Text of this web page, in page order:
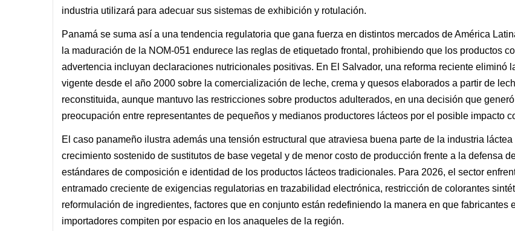
industria utilizará para adecuar sus sistemas de exhibición y rotulación.
Panamá se suma así a una tendencia regulatoria que gana fuerza en distintos mercados de América
la maduración de la NOM-051 endurece las reglas de etiquetado frontal, prohibiendo que los productos
advertencia incluyan declaraciones nutricionales positivas. En El Salvador, una reforma reciente eliminó
vigente desde el año 2000 sobre la comercialización de leche, crema y quesos elaborados a partir de
reconstituida, aunque mantuvo las restricciones sobre productos adulterados, en una decisión que generó
preocupación entre representantes de pequeños y medianos productores lácteos por el posible impacto
El caso panameño ilustra además una tensión estructural que atraviesa buena parte de la industria láctea
crecimiento sostenido de sustitutos de base vegetal y de menor costo de producción frente a la defensa
estándares de composición e identidad de los productos lácteos tradicionales. Para 2026, el sector
entramado creciente de exigencias regulatorias en trazabilidad electrónica, restricción de colorantes
reformulación de ingredientes, factores que en conjunto están redefiniendo la manera en que fabricantes
importadores compiten por espacio en los anaqueles de la región.